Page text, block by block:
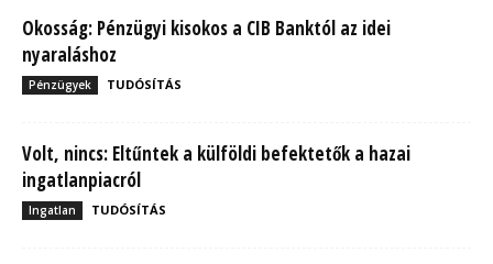
Okosság: Pénzügyi kisokos a CIB Banktól az idei
nyaraláshoz
Pénzügyek TUDÓSÍTÁS
Volt, nincs: Eltűntek a külföldi befektetők a hazai
ingatlanpiacról
Ingatlan TUDÓSÍTÁS